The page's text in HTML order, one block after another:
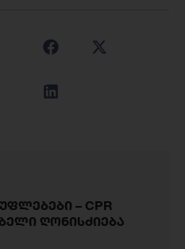
– CPR
ღონისძიება